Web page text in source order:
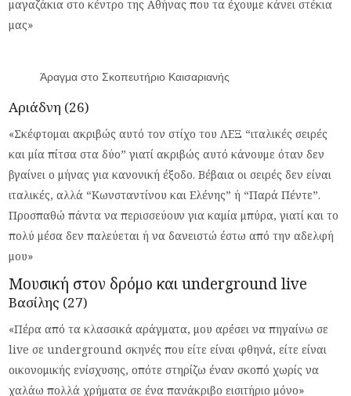
μαγαζάκια στο κέντρο της Αθήνας που τα έχουμε κάνει στέκια
μας»
Άραγμα στο Σκοπευτήριο Καισαριανής
Αριάδνη (26)
«Σκέφτομαι ακριβώς αυτό τον στίχο του ΛΕΞ “ιταλικές σειρές
και μία πίτσα στα δύο” γιατί ακριβώς αυτό κάνουμε όταν δεν
βγαίνει ο μήνας για κανονική έξοδο. Βέβαια οι σειρές δεν είναι
ιταλικές, αλλά “Κωνσταντίνου και Ελένης” ή “Παρά Πέντε”.
Προσπαθώ πάντα να περισσεύουν για καμία μπύρα, γιατί και το
πολύ μέσα δεν παλεύεται ή να δανειστώ έστω από την αδελφή
μου»
Μουσική στον δρόμο και underground live
Βασίλης (27)
«Πέρα από τα κλασσικά αράγματα, μου αρέσει να πηγαίνω σε
live σε underground σκηνές που είτε είναι φθηνά, είτε είναι
οικονομικής ενίσχυσης, οπότε στηρίζω έναν σκοπό χωρίς να
χαλάω πολλά χρήματα σε ένα πανάκριβο εισιτήριο μόνο»